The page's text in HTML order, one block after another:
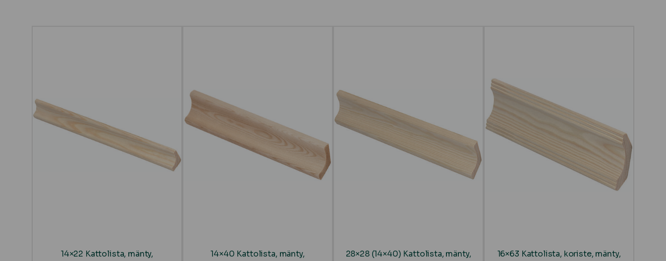
14×22 Kattolista, mänty,
14×40 Kattolista, mänty,
28×28 (14×40) Kattolista, mänty,
16×63 Kattolista, koriste, mänty,